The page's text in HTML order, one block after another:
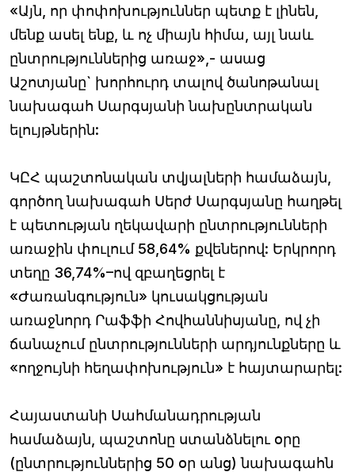
«Այն, որ փոփոխություններ պետք է լինեն,
մենք ասել ենք, և ոչ միայն հիմա, այլ նաև
ընտրություններից առաջ»,- ասաց
Աշոտյանը` խորհուրդ տալով ծանոթանալ
նախագահ Սարգսյանի նախընտրական
ելույթներին:
ԿԸՀ պաշտոնական տվյալների համաձայն,
գործող նախագահ Սերժ Սարգսյանը հաղթել
է պետության ղեկավարի ընտրությունների
առաջին փուլում 58,64% քվեներով: Երկրորդ
տեղը 36,74%–ով զբաղեցրել է
«Ժառանգություն» կուսակցության
առաջնորդ Րաֆֆի Հովհաննիսյանը, ով չի
ճանաչում ընտրությունների արդյունքները և
«ողջույնի հեղափոխություն» է հայտարարել:
Հայաստանի Սահմանադրության
համաձայն, պաշտոնը ստանձնելու օրը
(ընտրություններից 50 օր անց) նախագահն